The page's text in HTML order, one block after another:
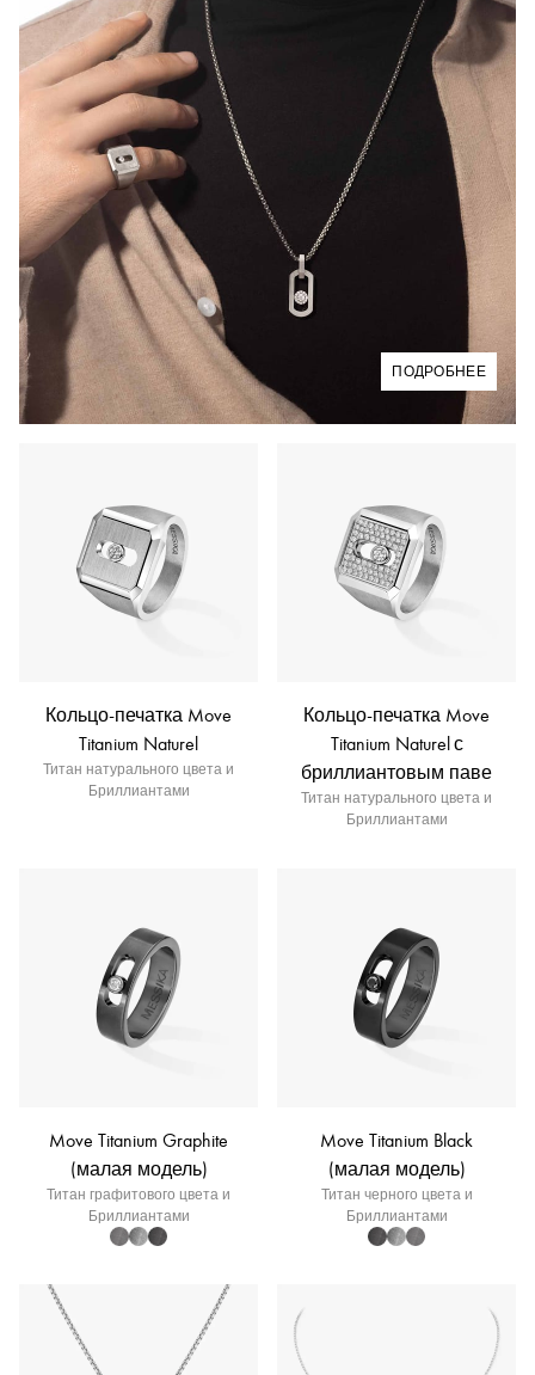
ПОДРОБНЕЕ
Кольцо-печатка Move
Titanium Naturel
Титан натурального цвета и
Бриллиантами
Кольцо-печатка Move
Titanium Naturel с
бриллиантовым паве
Титан натурального цвета и
Бриллиантами
Move Titanium Graphite
(малая модель)
Титан графитового цвета и
Бриллиантами
Move Titanium Black
(малая модель)
Титан черного цвета и
Бриллиантами